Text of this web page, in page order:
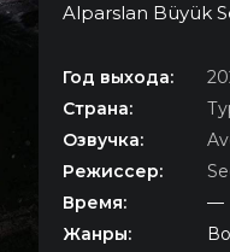
Alparslan Büyük
Год выхода:
Страна:
Озвучка:
Режиссер:
Время:
—
Жанры: